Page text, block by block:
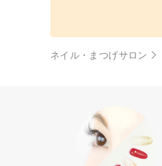
ネイル・まつげサロン